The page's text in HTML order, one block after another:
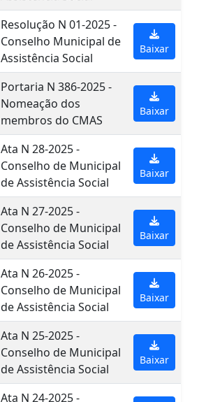
Resolução N 01-2025 -
Conselho Municipal de
Assistência Social
Baixar
Portaria N 386-2025 -
Nomeação dos
membros do CMAS
Baixar
Ata N 28-2025 -
Conselho de Municipal
de Assistência Social
Baixar
Ata N 27-2025 -
Conselho de Municipal
de Assistência Social
Baixar
Ata N 26-2025 -
Conselho de Municipal
de Assistência Social
Baixar
Ata N 25-2025 -
Conselho de Municipal
de Assistência Social
Baixar
Ata N 24-2025 -